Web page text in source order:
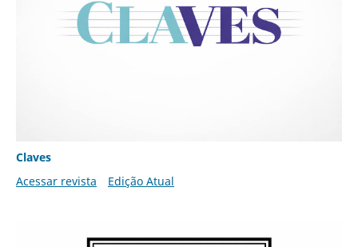
Claves
Acessar revista
Edição Atual